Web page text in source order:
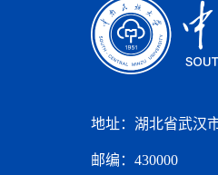
地址：湖北省武汉
邮编：430000